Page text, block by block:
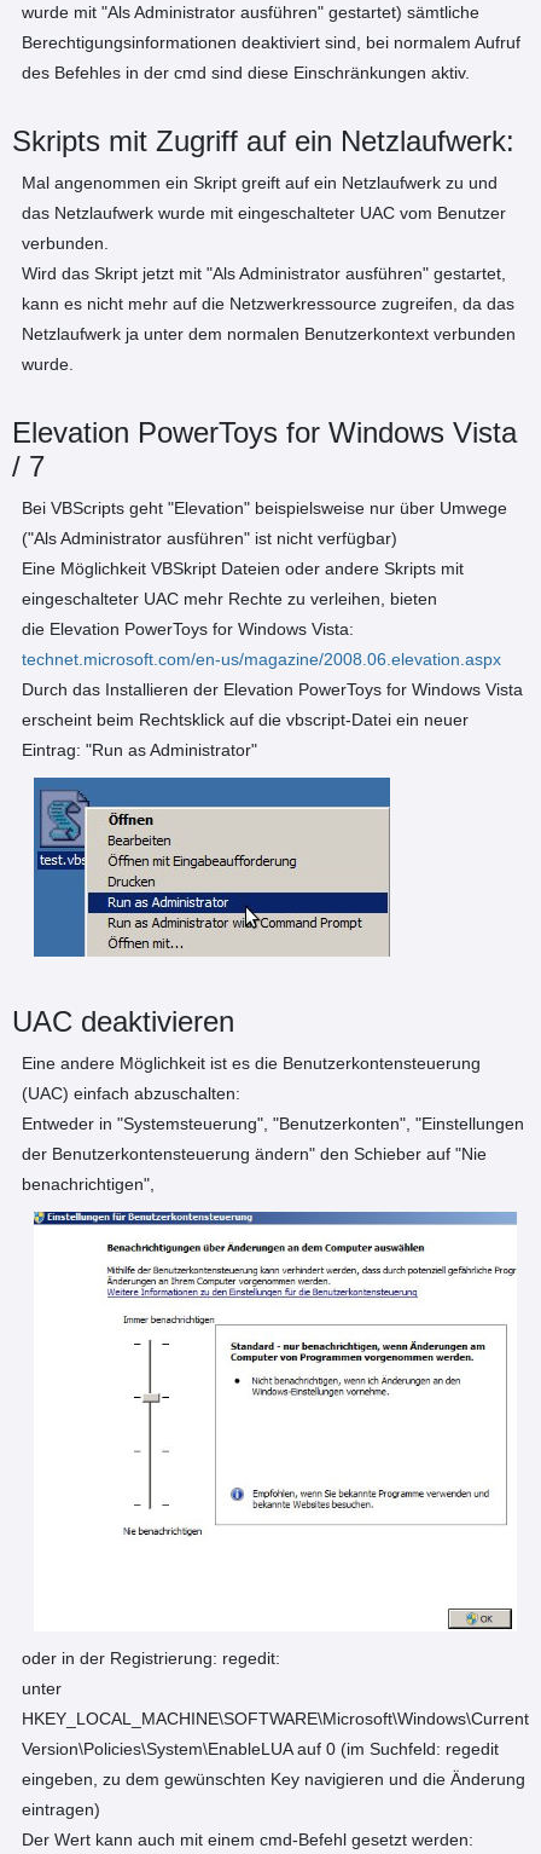
wurde mit "Als Administrator ausführen" gestartet) sämtliche
Berechtigungsinformationen deaktiviert sind, bei normalem Aufruf
des Befehles in der cmd sind diese Einschränkungen aktiv.
Skripts mit Zugriff auf ein Netzlaufwerk:
Mal angenommen ein Skript greift auf ein Netzlaufwerk zu und
das Netzlaufwerk wurde mit eingeschalteter UAC vom Benutzer
verbunden.
Wird das Skript jetzt mit "Als Administrator ausführen" gestartet,
kann es nicht mehr auf die Netzwerkressource zugreifen, da das
Netzlaufwerk ja unter dem normalen Benutzerkontext verbunden
wurde.
Elevation PowerToys for Windows Vista
/ 7
Bei VBScripts geht "Elevation" beispielsweise nur über Umwege
("Als Administrator ausführen" ist nicht verfügbar)
Eine Möglichkeit VBSkript Dateien oder andere Skripts mit
eingeschalteter UAC mehr Rechte zu verleihen, bieten
die Elevation PowerToys for Windows Vista:
technet.microsoft.com/en-us/magazine/2008.06.elevation.aspx
Durch das Installieren der Elevation PowerToys for Windows Vista
erscheint beim Rechtsklick auf die vbscript-Datei ein neuer
Eintrag: "Run as Administrator"
UAC deaktivieren
Eine andere Möglichkeit ist es die Benutzerkontensteuerung
(UAC) einfach abzuschalten:
Entweder in "Systemsteuerung", "Benutzerkonten", "Einstellungen
der Benutzerkontensteuerung ändern" den Schieber auf "Nie
benachrichtigen",
oder in der Registrierung: regedit:
unter
HKEY_LOCAL_MACHINE\SOFTWARE\Microsoft\Windows\Current
Version\Policies\System\EnableLUA auf 0 (im Suchfeld: regedit
eingeben, zu dem gewünschten Key navigieren und die Änderung
eintragen)
Der Wert kann auch mit einem cmd-Befehl gesetzt werden: